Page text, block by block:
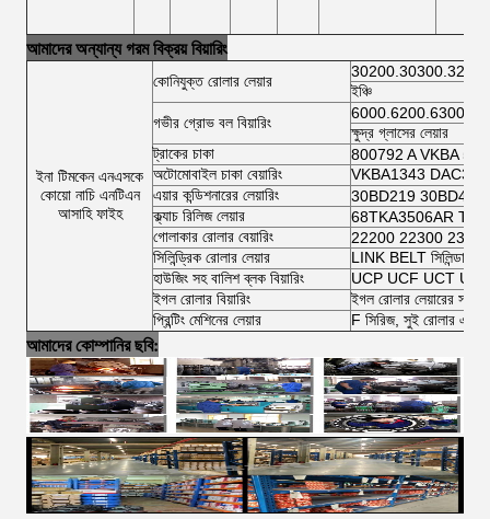
আমাদের অন্যান্য গরম বিক্রয় বিয়ারিং
ইনা টিমকেন এনএসকে
কোয়ো নাচি এনটিএন
আসাহি ফাইহ
কোনিযুক্ত রোলার লেয়ার
ইঞ্চি
গভীর গ্রোভ বল বিয়ারিং
ক্ষুদ্র গ্লাসের লেয়ার
ট্রাকের চাকা
800792 A VKBA
অটোমোবাইল চাকা বেয়ারিং
VKBA1343
এয়ার কন্ডিশনারের লেয়ারিং
30BD219 30BD40
ক্ল্যাচ রিলিজ লেয়ার
68TKA3506AR
গোলাকার রোলার বেয়ারিং
22200 22300
সিলিন্ড্রিক রোলার লেয়ার
LINK BELT সিলিন্ডারিক
হাউজিং সহ বালিশ ব্লক বিয়ারিং
UCP UCF UCT
ইগল রোলার বিয়ারিং
ইগল রোলার লেয়ারের
প্রিন্টিং মেশিনের লেয়ার
F সিরিজ, সুই রোলার এবং
আমাদের কোম্পানির ছবি: